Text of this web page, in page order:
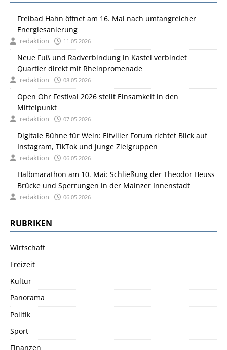
Freibad Hahn öffnet am 16. Mai nach umfangreicher
Energiesanierung
redaktion 11.05.2026
Neue Fuß und Radverbindung in Kastel verbindet
Quartier direkt mit Rheinpromenade
redaktion 08.05.2026
Open Ohr Festival 2026 stellt Einsamkeit in den
Mittelpunkt
redaktion 07.05.2026
Digitale Bühne für Wein: Eltviller Forum richtet Blick auf
Instagram, TikTok und junge Zielgruppen
redaktion 06.05.2026
Halbmarathon am 10. Mai: Schließung der Theodor Heuss
Brücke und Sperrungen in der Mainzer Innenstadt
redaktion 06.05.2026
RUBRIKEN
Wirtschaft
Freizeit
Kultur
Panorama
Politik
Sport
Finanzen